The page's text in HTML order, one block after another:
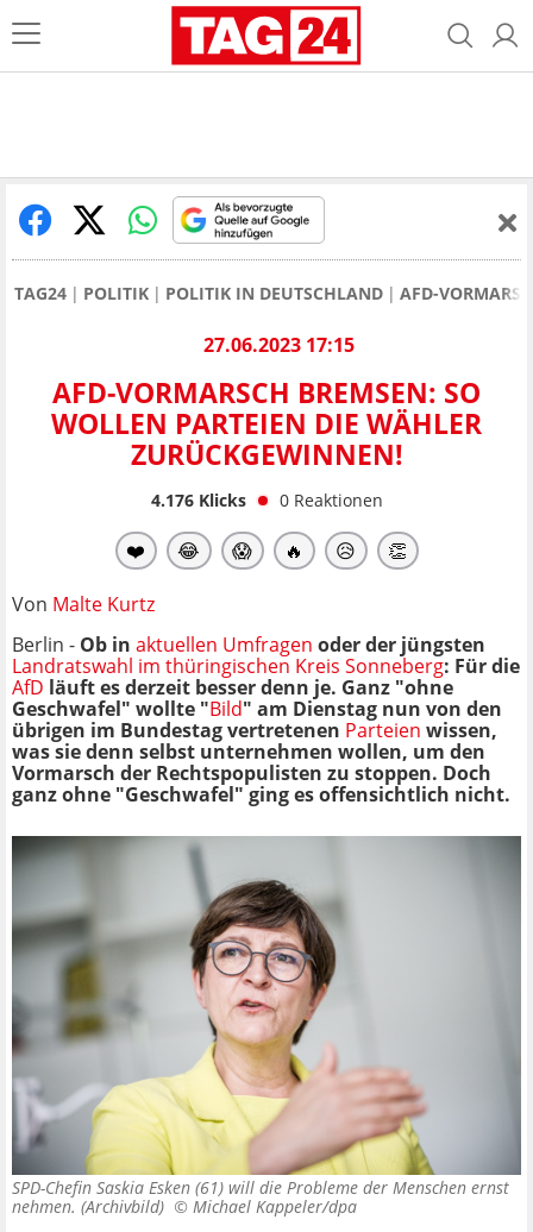
TAG24 POLITIK POLITIK IN DEUTSCHLAND AFD-
27.06.2023 17:15
AFD-VORMARSCH BREMSEN: SO
WOLLEN PARTEIEN DIE WÄHLER
ZURÜCKGEWINNEN!
4.176Klicks 0 Reaktionen
❤️ 😂 😱 🔥 😥 👏
Von Malte Kurtz
Berlin - Ob in aktuellen Umfragen oder der jüngsten
Landratswahl im thüringischen Kreis Sonneberg: Für die
AfD läuft es derzeit besser denn je. Ganz "ohne
Geschwafel" wollte "Bild" am Dienstag nun von den
übrigen im Bundestag vertretenen Parteien wissen,
was sie denn selbst unternehmen wollen, um den
Vormarsch der Rechtspopulisten zu stoppen. Doch
ganz ohne "Geschwafel" ging es offensichtlich nicht.
SPD-Chefin Saskia Esken (61) will die Probleme der Menschen ernst
nehmen. (Archivbild) © Michael Kappeler/dpa